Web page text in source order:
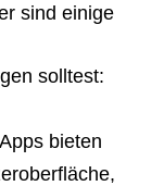
sind einige
solltest:
bieten